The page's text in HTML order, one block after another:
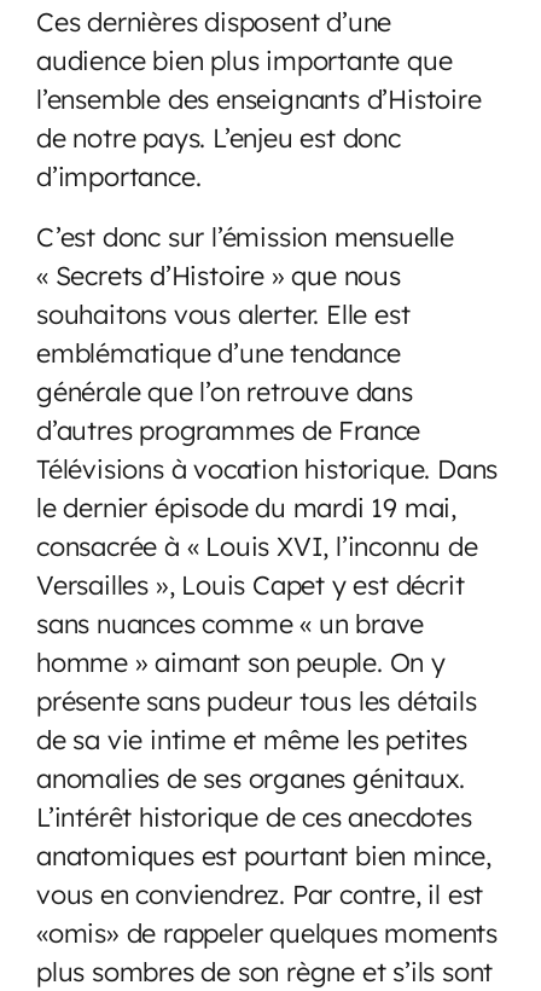
Ces dernières disposent d’une
audience bien plus importante que
l’ensemble des enseignants d’Histoire
de notre pays. L’enjeu est donc
d’importance.
C’est donc sur l’émission mensuelle
« Secrets d’Histoire » que nous
souhaitons vous alerter. Elle est
emblématique d’une tendance
générale que l’on retrouve dans
d’autres programmes de France
Télévisions à vocation historique. Dans
le dernier épisode du mardi 19 mai,
consacrée à « Louis XVI, l’inconnu de
Versailles », Louis Capet y est décrit
sans nuances comme « un brave
homme » aimant son peuple. On y
présente sans pudeur tous les détails
de sa vie intime et même les petites
anomalies de ses organes génitaux.
L’intérêt historique de ces anecdotes
anatomiques est pourtant bien mince,
vous en conviendrez. Par contre, il est
«omis» de rappeler quelques moments
plus sombres de son règne et s’ils sont